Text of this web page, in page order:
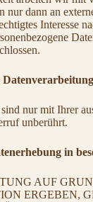
nur dann an
Interesse
nur mit Ihrer
unberührt.
in
AUF
ERGEBEN,